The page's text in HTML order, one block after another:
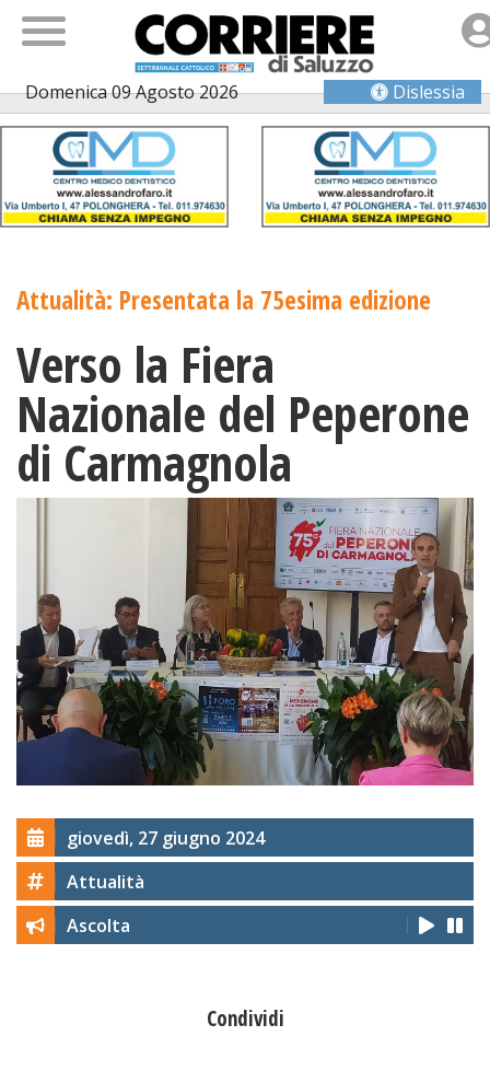
Domenica 09 Agosto 2026 Dislessia
Attualità: Presentata la 75esima edizione
Verso la Fiera
Nazionale del Peperone
di Carmagnola
giovedì, 27 giugno 2024
Attualità
Ascolta
Condividi